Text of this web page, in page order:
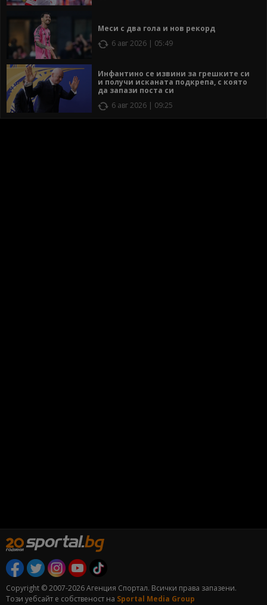
Меси с два гола и нов рекорд
6 авг 2026 | 05:49
Инфантино се извини за грешките си
и получи исканата подкрепа, с която
да запази поста си
6 авг 2026 | 09:25
Copyright © 2007-2026 Агенция Спортал. Всички права запазени.
Този уебсайт е собственост на Sportal Media Group